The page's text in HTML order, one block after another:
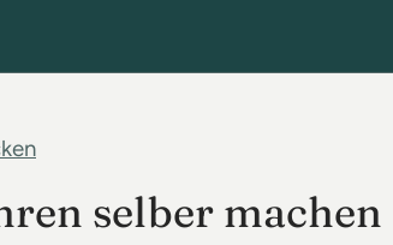
selber machen